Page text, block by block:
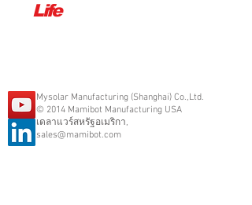
Life
Mysolar Manufacturing (Shanghai) Co.,Ltd.
© 2014 Mamibot Manufacturing USA
เดลาแวร์สหรัฐอเมริกา,
sales@mamibot.com